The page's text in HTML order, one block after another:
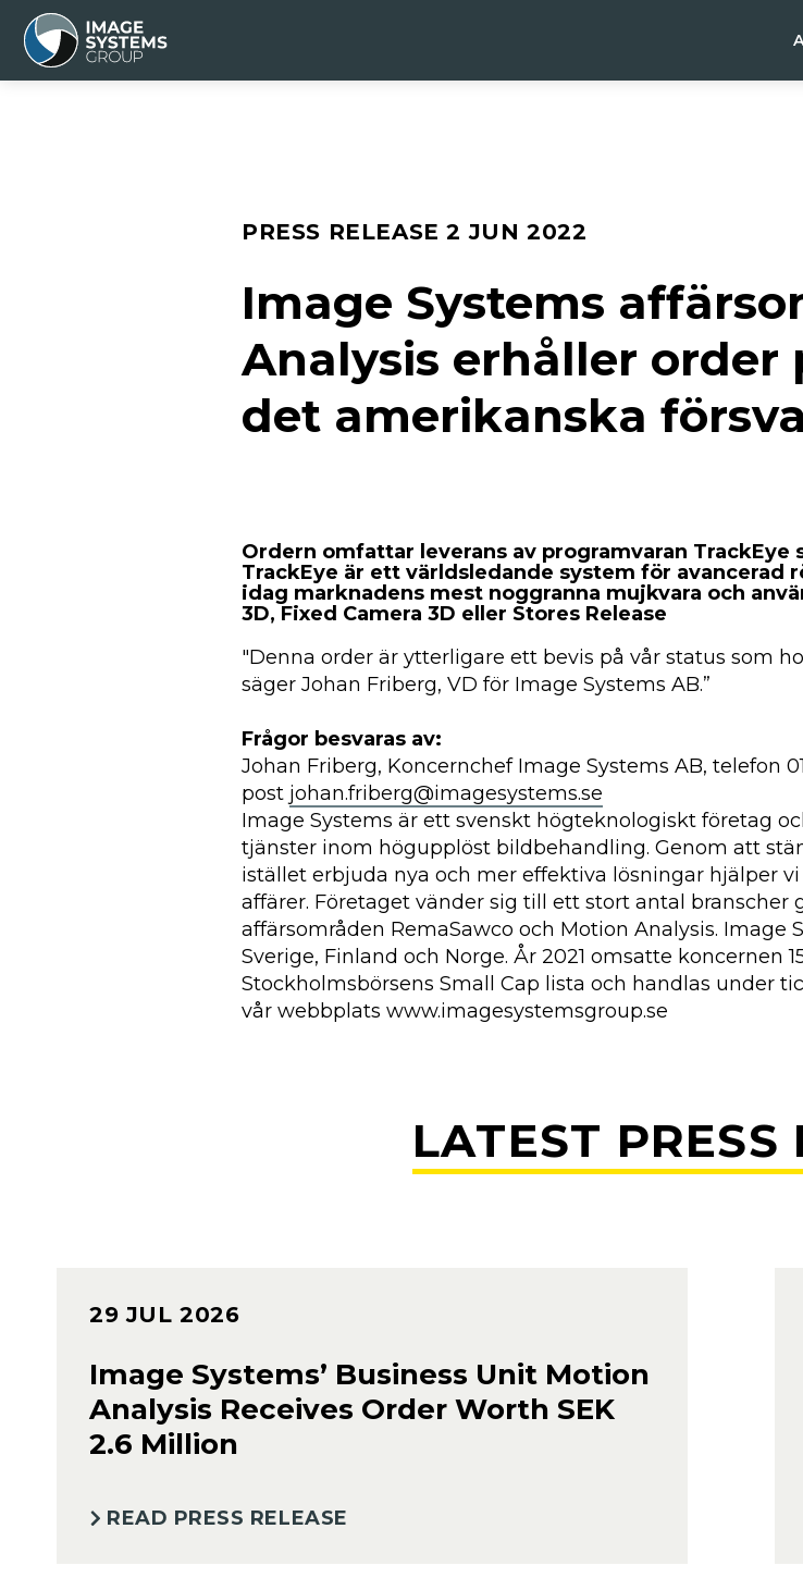
Image Systems
Analysis erhåller order
det amerikanska
PRESS RELEASE 2 JUN 2022
Ordern omfattar leverans av programvaran
TrackEye är ett världsledande system för avancerad
idag marknadens mest noggranna mujkvara och
3D, Fixed Camera 3D eller Stores Release
"Denna order är ytterligare ett bevis på vår status som
säger Johan Friberg, VD för Image Systems AB.”
Frågor besvaras av:
Johan Friberg, Koncernchef Image Systems AB, telefon
post johan.friberg@imagesystems.se
Image Systems är ett svenskt högteknologiskt företag
tjänster inom högupplöst bildbehandling. Genom att
istället erbjuda nya och mer effektiva lösningar hjälper
affärer. Företaget vänder sig till ett stort antal branscher
affärsområden RemaSawco och Motion Analysis. Image
Sverige, Finland och Norge. År 2021 omsatte koncernen
Stockholmsbörsens Small Cap lista och handlas under
vår webbplats www.imagesystemsgroup.se
LATEST PRESS
29 JUL 2026
Image Systems’ Business Unit Motion
Analysis Receives Order Worth SEK
2.6 Million
READ PRESS RELEASE